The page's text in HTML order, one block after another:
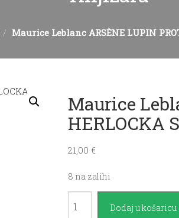
Maurice Leblanc ARSÈNE LUPIN
Maurice
HERLOCKA
21,00 €
8 na zalihi
Dodaj u košaricu